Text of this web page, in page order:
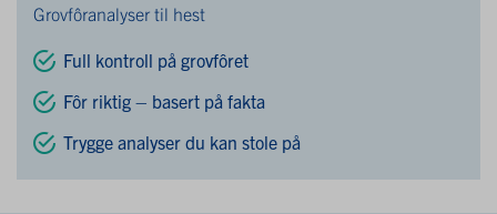
Grovfôranalyser til hest
Full kontroll på grovfôret
Fôr riktig – basert på fakta
Trygge analyser du kan stole på